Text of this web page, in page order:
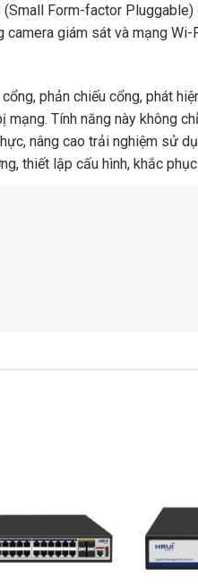
Form-factor
giám sát và mạng Wi-
phản chiếu cổng, phát
Tính năng này không
nâng cao trải nghiệm sử
thiết lập cấu hình, khắc